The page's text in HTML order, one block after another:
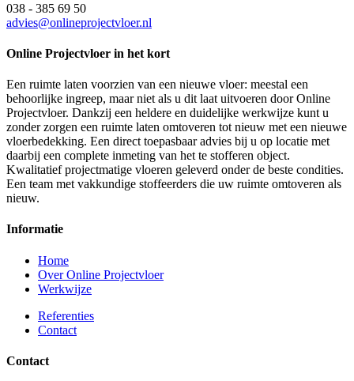
038 - 385 69 50
advies@onlineprojectvloer.nl
Online Projectvloer in het kort
Een ruimte laten voorzien van een nieuwe vloer: meestal een
behoorlijke ingreep, maar niet als u dit laat uitvoeren door Online
Projectvloer. Dankzij een heldere en duidelijke werkwijze kunt u
zonder zorgen een ruimte laten omtoveren tot nieuw met een nieuwe
vloerbedekking. Een direct toepasbaar advies bij u op locatie met
daarbij een complete inmeting van het te stofferen object.
Kwalitatief projectmatige vloeren geleverd onder de beste condities.
Een team met vakkundige stoffeerders die uw ruimte omtoveren als
nieuw.
Informatie
Home
Over Online Projectvloer
Werkwijze
Referenties
Contact
Contact